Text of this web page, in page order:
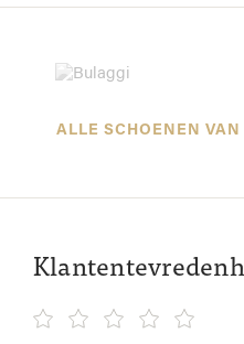
ALLE SCHOENEN